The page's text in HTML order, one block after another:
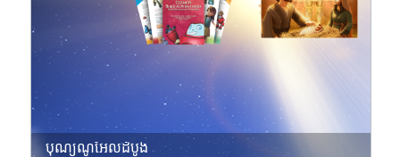
បុណ្យណូអែលដំបូង